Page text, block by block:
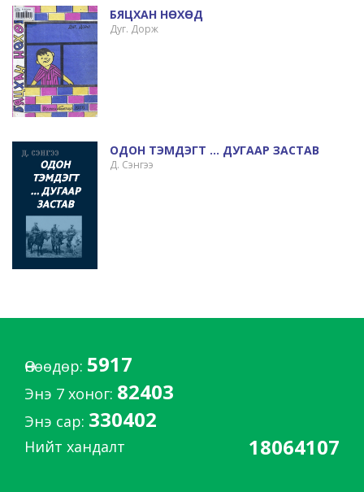
БЯЦХАН НӨХӨД
Дуг. Дорж
ОДОН ТЭМДЭГТ ... ДУГААР ЗАСТАВ
Д. Сэнгээ
Өнөөдөр: 5917
Энэ 7 хоног: 82403
Энэ сар: 330402
Нийт хандалт 18064107